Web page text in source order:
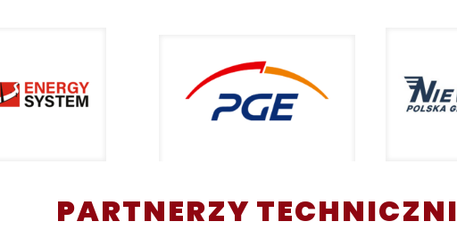
PARTNERZY